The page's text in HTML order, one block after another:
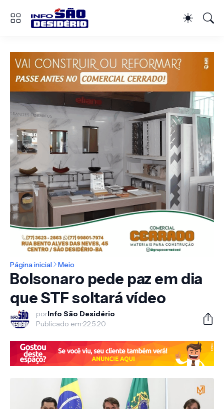
Página inicial Meio
Bolsonaro pede paz em dia
que STF soltará vídeo
porInfo São Desidério
Publicado em:22.5.20